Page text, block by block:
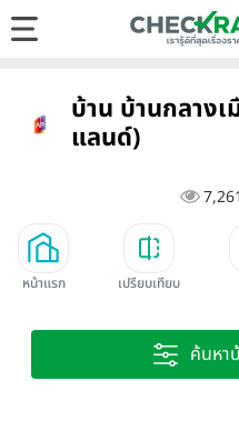
บ้าน บ้านกลาง
แลนด์)
7,261
หน้าแรก เปรียบเทียบ
ค้นหา